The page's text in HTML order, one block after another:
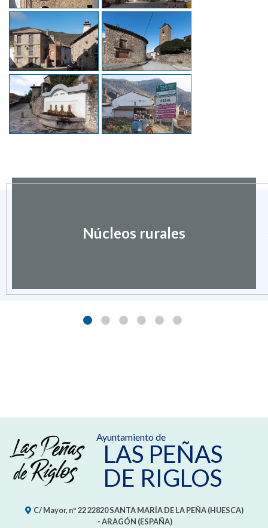
Núcleos rurales
Ayuntamiento de
LAS PEÑAS
DE RIGLOS
C/ Mayor, nº 2222820SANTA MARÍA DE LA PEÑA (HUESCA)
- ARAGÓN (ESPAÑA)